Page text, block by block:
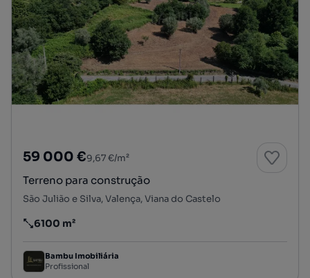
59 000 €9,67 €/m²
Terreno para construção
São Julião e Silva, Valença, Viana do Castelo
Preço por metro quadrado
6100 m²
Bambu Imobiliária
Profissional